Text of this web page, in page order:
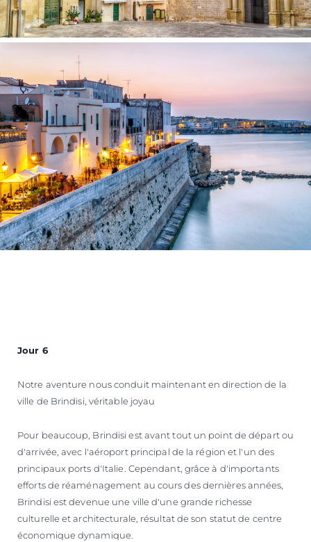
Jour 6
Notre aventure nous conduit maintenant en direction de la
ville de Brindisi, véritable joyau
Pour beaucoup, Brindisi est avant tout un point de départ ou
d'arrivée, avec l'aéroport principal de la région et l'un des
principaux ports d'Italie. Cependant, grâce à d'importants
efforts de réaménagement au cours des dernières années,
Brindisi est devenue une ville d'une grande richesse
culturelle et architecturale, résultat de son statut de centre
économique dynamique.